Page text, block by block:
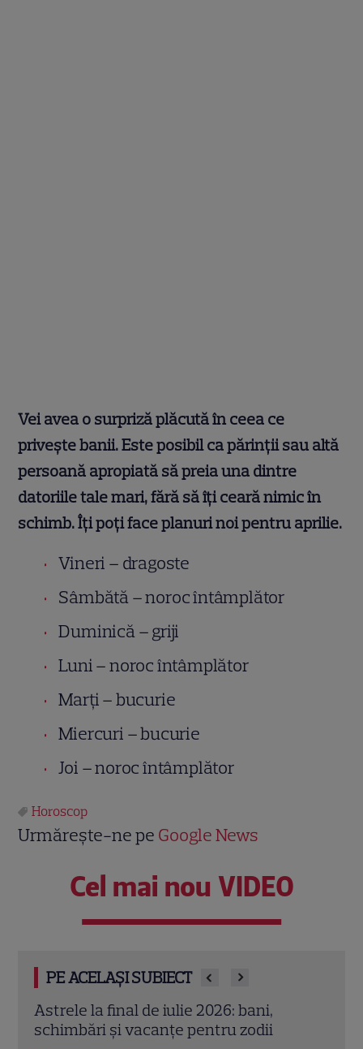
Vei avea o surpriză plăcută în ceea ce
privește banii. Este posibil ca părinţii sau altă
persoană apropiată să preia una dintre
datoriile tale mari, fără să îţi ceară nimic în
schimb. Îţi poţi face planuri noi pentru aprilie.
Vineri – dragoste
Sâmbătă – noroc întâmplător
Duminică – griji
Luni – noroc întâmplător
Marţi – bucurie
Miercuri – bucurie
Joi – noroc întâmplător
Horoscop
Urmărește-ne pe Google News
Cel mai nou VIDEO
PE ACELAȘI SUBIECT
Cristina Demetrescu, horoscop: Zodia
care începe un nou capitol după Luna